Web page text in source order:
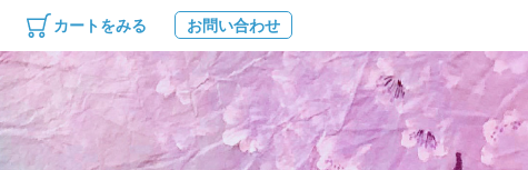
カートをみる お問い合わせ